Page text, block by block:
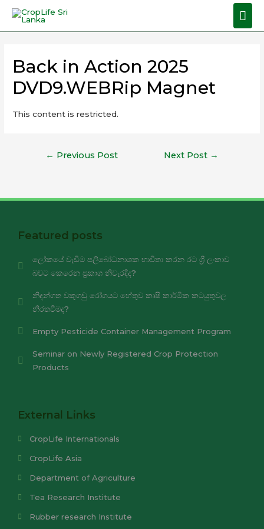
Back in Action 2025
DVD9.WEBRip Magnet
This content is restricted.
← Previous Post Next Post →
Featured posts
ලෝකයේ වැඩිම පලිබෝධනාශක භාවිතා කරන රට ශ්‍රී ලංකාව
බවට කෙරෙන ප්‍රකාශ නිවැරදිද?
නිදන්ගත වකුගඩු රෝගයට හේතුව කෘෂි කාර්මික කටයුතුවල
නිරතවීමද?
Empty Pesticide Container Management Program
Seminar on Newly Registered Crop Protection
Products
External Links
CropLife Internationals
CropLife Asia
Department of Agriculture
Tea Research Institute
Rubber research Institute